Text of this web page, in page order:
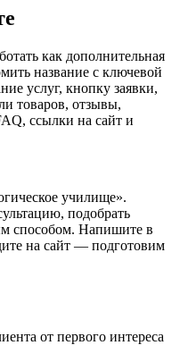
как дополнительная
название с ключевой
услуг, кнопку заявки,
товаров, отзывы,
ссылки на сайт и
училище».
подобрать
способом. Напишите в
на сайт — подготовим
от первого интереса